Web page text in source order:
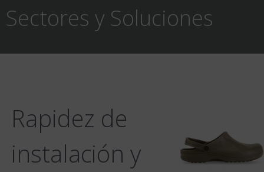
Sectores y Soluciones
Rapidez de
instalación y